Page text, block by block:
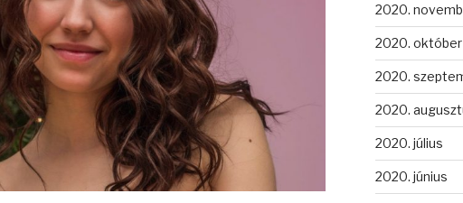
2020.
2020. október
2020.
2020.
2020. július
2020. június